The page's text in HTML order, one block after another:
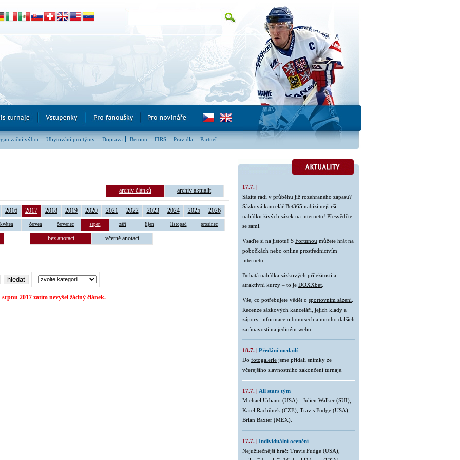
výbor Ubytování pro týmy Doprava Beroun FIRS Pravidla Partneři
archiv článků archiv aktualit
2016 2017 2018 2019 2020 2021 2022 2023 2024 2025 2026
květen červen červenec srpen září říjen listopad prosinec
bez anotací včetně anotací
srpnu 2017 zatím nevyšel žádný článek.
17.7. |
Sázíte rádi v průběhu již rozehraného zápasu?
Sázková kancelář Bet365 nabízí nejširší
nabídku živých sázek na internetu! Přesvědčte
se sami.
Vsaďte si na jistotu! S Fortunou můžete hrát na
pobočkách nebo online prostřednictvím
internetu.
Bohatá nabídka sázkových příležitostí a
atraktivní kurzy – to je DOXXbet
Vše, co potřebujete vědět o sportovním sázení
Recenze sázkových kanceláří, jejich klady a
zápory, informace o bonusech a mnoho dalších
zajímavostí na jediném webu.
18.7. | Předání medailí
Do fotogalerie jsme přidali snímky ze
včerejšího slavnostního zakončení turnaje.
17.7. | All stars tým
Michael Urbano (USA) - Julien Walker (SUI),
Karel Rachůnek (CZE), Travis Fudge (USA),
Brian Baxter (MEX).
17.7. | Individuální ocenění
Nejužitečnější hráč: Travis Fudge (USA),